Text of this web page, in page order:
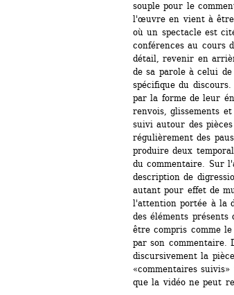
souple pour le
l'œuvre en vient à être
où un spectacle est
conférences au cours
détail, revenir en
de sa parole à celui
spécifique du
par la forme de leur
renvois, glissements
suivi autour des
régulièrement des
produire deux
du commentaire. Sur
description de
autant pour effet de
l'attention portée à la
des éléments
être compris comme
par son commentaire.
discursivement la
«commentaires
que la vidéo ne peut